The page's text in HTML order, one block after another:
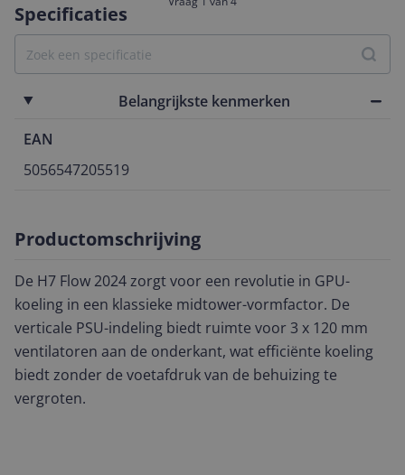
Specificaties
Belangrijkste kenmerken
EAN
5056547205519
Productomschrijving
De H7 Flow 2024 zorgt voor een revolutie in GPU-
koeling in een klassieke midtower-vormfactor. De
verticale PSU-indeling biedt ruimte voor 3 x 120 mm
ventilatoren aan de onderkant, wat efficiënte koeling
biedt zonder de voetafdruk van de behuizing te
vergroten.